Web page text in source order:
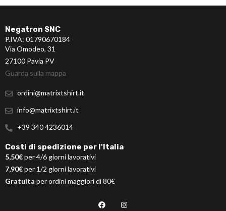
Negatron SNC
P.IVA: 01790670184
Via Omodeo, 31
27100 Pavia PV
Guarda sulla mappa
ordini@matrixtshirt.it
info@matrixtshirt.it
+39 340 4236014
Costi di spedizione per l'Italia
5,50€per 4/6 giorni lavorativi
7,90€per 1/2 giorni lavorativi
Gratuita per ordini maggiori di 80€